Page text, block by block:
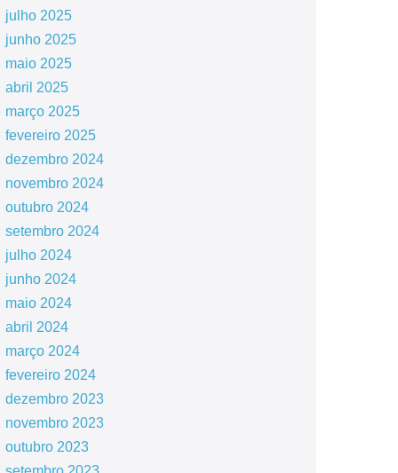
julho 2025
junho 2025
maio 2025
abril 2025
março 2025
fevereiro 2025
dezembro 2024
novembro 2024
outubro 2024
setembro 2024
julho 2024
junho 2024
maio 2024
abril 2024
março 2024
fevereiro 2024
dezembro 2023
novembro 2023
outubro 2023